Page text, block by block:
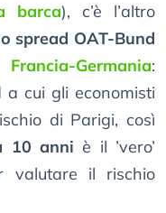
barca), c’è l’altro
spread OAT-Bund
Germania:
a cui gli economisti
di Parigi, così
10 anni è il ’vero’
valutare il rischio